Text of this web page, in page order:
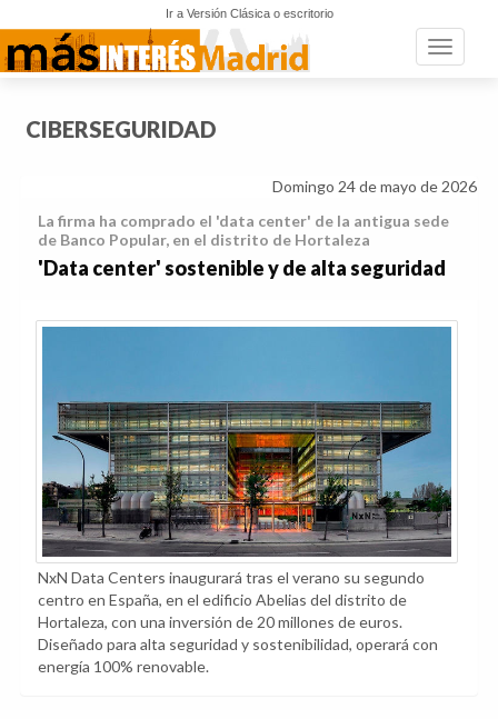
Ir a Versión Clásica o escritorio
Toggle
CIBERSEGURIDAD
Domingo 24 de mayo de 2026
La firma ha comprado el 'data center' de la antigua sede
de Banco Popular, en el distrito de Hortaleza
'Data center' sostenible y de alta seguridad
NxN Data Centers inaugurará tras el verano su segundo
centro en España, en el edificio Abelias del distrito de
Hortaleza, con una inversión de 20 millones de euros.
Diseñado para alta seguridad y sostenibilidad, operará con
energía 100% renovable.